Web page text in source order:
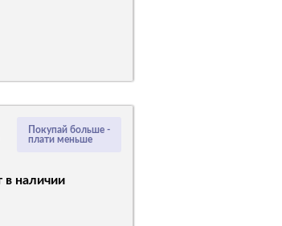
Покупай больше -
плати меньше
в наличии